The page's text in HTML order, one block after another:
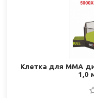
Клетка для ММА
1,0